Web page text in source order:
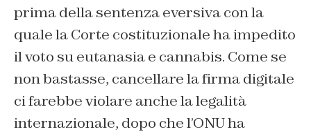
prima della sentenza eversiva con la
quale la Corte costituzionale ha impedito
il voto su eutanasia e cannabis. Come se
non bastasse, cancellare la firma digitale
ci farebbe violare anche la legalità
internazionale, dopo che l’ONU ha